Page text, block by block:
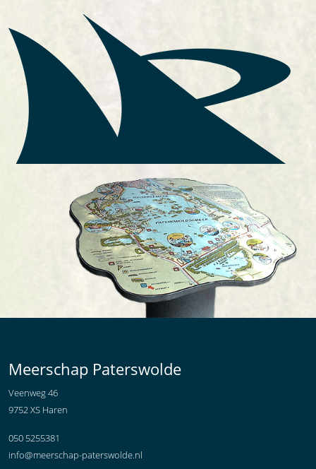
Meerschap Paterswolde
Veenweg 46
9752 XS Haren
050 5255381
info@meerschap-paterswolde.nl